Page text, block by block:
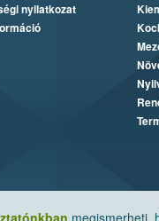
megismerheti,
nyilatkozat